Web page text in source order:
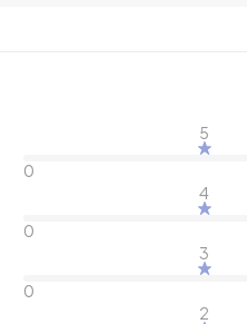
5
0
4
0
3
0
2